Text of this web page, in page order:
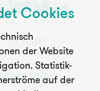
Login
Über uns
Cookies
der Website
Statistik-
auf der